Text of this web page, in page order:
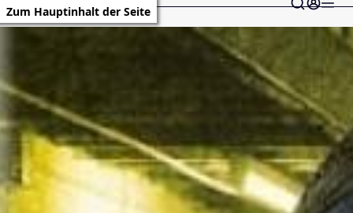
Zum Hauptinhalt der Seite